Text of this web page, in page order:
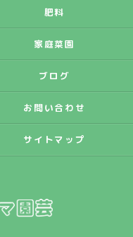
肥料
家庭菜園
ブログ
お問い合わせ
サイトマップ